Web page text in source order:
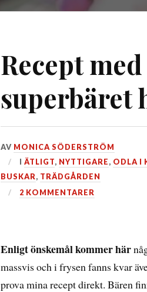
Recept
superbäret
DEN
31
OKTOBER,
2020
AV MONICA SÖDERSTRÖM
I ÄTLIGT, NYTTIGARE, ODLA I
BUSKAR, TRÄDGÅRDEN
2 KOMMENTARER
Enligt önskemål kommer här
massvis och i frysen fanns kvar
prova mina recept direkt. Bären